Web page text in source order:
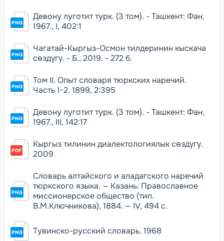
PNG
Девону луготит турк. (3 том). - Ташкент: Фан,
1967., I, 402:1
PNG
Чагатай-Кыргыз-Осмон тилдеринин кыскача
сөздүгү. - Б., 2019. - 272 б.
PNG
Том II. Опыт словаря тюркских наречий.
Часть 1-2. 1899, 2:395
PNG
Девону луготит турк. (3 том). - Ташкент: Фан,
1967., III, 142:17
PDF
Кыргыз тилинин диалектологиялык сөздүгү.
2009
PNG
Словарь алтайского и аладагского наречий
тюркского языка. — Казань: Православное
миссионерское общество (тип.
В.М.Ключникова), 1884. — IV, 494 c.
PNG Тувинско-русский словарь. 1968